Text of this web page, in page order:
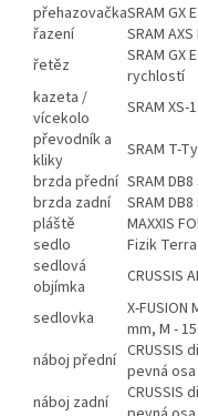
přehazovačkaSRAM GX
řazení
SRAM
řetěz
SRAM GX
rychlostí
kazeta /
vícekolo
SRAM
převodník a
kliky
SRAM T-
brzda přední SRAM
brzda zadní
SRAM
pláště
MAXXIS
sedlo
Fizik
sedlová
objímka
CRUSSIS
sedlovka
X-
mm, M -
náboj přední CRUSSIS
pevná osa
náboj zadní
CRUSSIS